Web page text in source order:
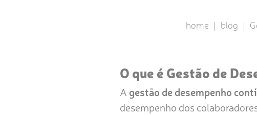
home | blog |
O que é Gestão de
A gestão de desempenho
desempenho dos